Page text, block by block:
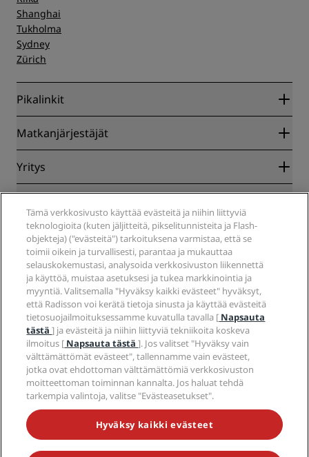
Shanghai
Tukholma
Sydney
Zürich
Pikalinkit
Radisson Rewards
Blog
Kohteet
Tulevat hotellit
Radisson Hotels -sovellus
Sports Approved -hotellit
Perheystävälliset hotellit
Terveys ja turvallisuus
Matkanjärjestäjät
Yhteistyökumppanit
Yritys
Radisson Hotel Group
Media
Työpaikat RHG
Työpaikat PPHE
Työpaikat EHL
The Club by RHG
Kehitysmahdollisuudet
Vastuullinen liiketoiminta
Hankinta
Tietosuojakeskus
Oikeudellinen huomautus
Radisson Rewards -ehdot
Sivuston käyttösopimus
Digitaalinen saavutettavuus
Nykyajan orjuutta koskeva lausunto
Ohje
Kuluttajailmoitukset
Ota yhteyttä
Usein kysytyt kysymykset
Sivustokartta
Sosiaalinen media
Radisson Hotels -brändit
ÄLÄ JÄÄ PAITSI PARHAISTA TARJOUKSISTAMME
Tämä verkkosivusto käyttää evästeitä ja niihin liittyviä
teknologioita (kuten jäljitteitä, pikselitunnisteita ja Flash-
objekteja) ("evästeitä") tarkoituksena varmistaa, että se
toimii oikein ja turvallisesti, parantaa ja mukauttaa
selauskokemustasi, analysoida verkkosivuston liikennettä
ja käyttöä, muistaa asetuksesi ja tukea markkinointia ja
myyntiä. Valitsemalla "Hyväksy kaikki evästeet" hyväksyt,
että Radisson voi kerätä tietoja sinusta ja käyttää evästeitä
tietosuojailmoituksessamme kuvatulla tavalla [ Napsauta
tästä] ja evästeitä ja niihin liittyviä tekniikoita koskeva
ilmoitus [ Napsauta tästä]. Jos valitset "Hyväksy vain
välttämättömät evästeet", tallennamme vain evästeet,
jotka ovat ehdottoman välttämättömiä verkkosivuston
moitteettoman toiminnan kannalta. Jos haluat tehdä
tarkempia valintoja, valitse "Evästeasetukset".
Hyväksy kaikki evästeet